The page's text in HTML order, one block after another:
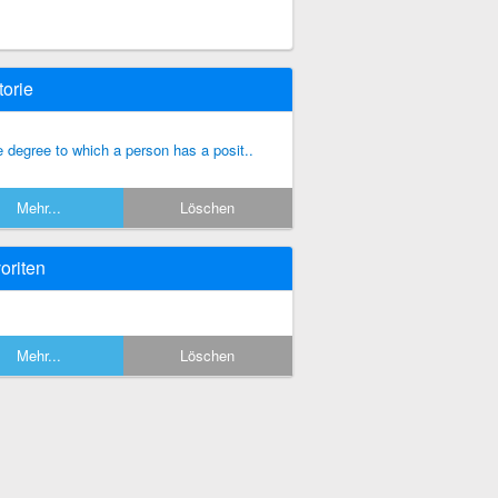
degree to which a person has a posit..
Mehr... Löschen
Mehr... Löschen